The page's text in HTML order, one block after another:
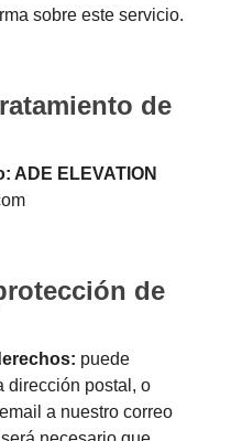
sobre este servicio.
de
ADE ELEVATION
de
puede
dirección postal, o
a nuestro correo